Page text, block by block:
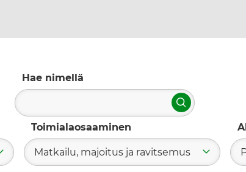
Hae nimellä
Hae
Toimialaosaaminen
Matkailu, majoitus ja ravitsemus